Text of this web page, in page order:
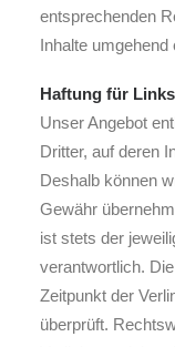
entsprechenden
Inhalte umgehend
Haftung für Links
Unser Angebot
Dritter, auf deren
Deshalb können
Gewähr
ist stets der
verantwortlich.
Zeitpunkt der
überprüft.